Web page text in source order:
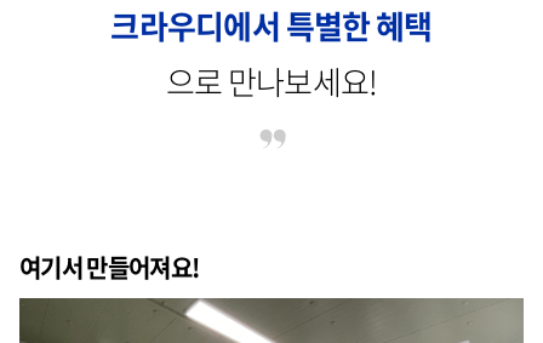
크라우디에서 특별한 혜택
으로 만나보세요!
여기서 만들어져요!